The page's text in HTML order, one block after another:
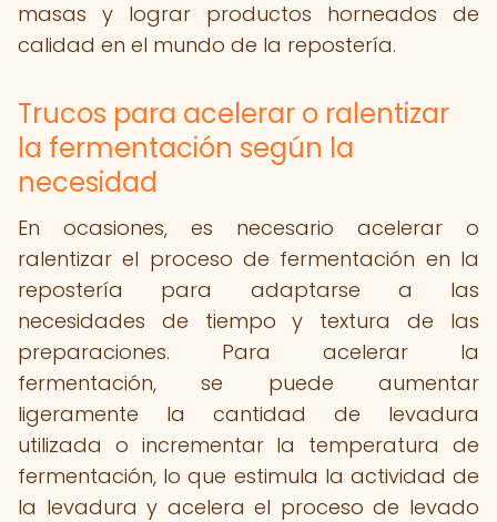
masas y lograr productos horneados de
calidad en el mundo de la repostería.
Trucos para acelerar o ralentizar
la fermentación según la
necesidad
En ocasiones, es necesario acelerar o
ralentizar el proceso de fermentación en la
repostería para adaptarse a las
necesidades de tiempo y textura de las
preparaciones. Para acelerar la
fermentación, se puede aumentar
ligeramente la cantidad de levadura
utilizada o incrementar la temperatura de
fermentación, lo que estimula la actividad de
la levadura y acelera el proceso de levado